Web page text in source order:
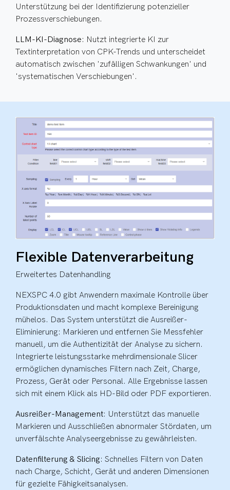
Unterstützung bei der Identifizierung potenzieller
Prozessverschiebungen.
LLM-KI-Diagnose: Nutzt integrierte KI zur
Textinterpretation von CPK-Trends und unterscheidet
automatisch zwischen 'zufälligen Schwankungen' und
'systematischen Verschiebungen'.
Flexible Datenverarbeitung
Erweitertes Datenhandling
NEXSPC 4.0 gibt Anwendern maximale Kontrolle über
Produktionsdaten und macht komplexe Bereinigung
mühelos. Das System unterstützt die Ausreißer-
Eliminierung: Markieren und entfernen Sie Messfehler
manuell, um die Authentizität der Analyse zu sichern.
Integrierte leistungsstarke mehrdimensionale Slicer
ermöglichen dynamisches Filtern nach Zeit, Charge,
Prozess, Gerät oder Personal. Alle Ergebnisse lassen
sich mit einem Klick als HD-Bild oder PDF exportieren.
Ausreißer-Management: Unterstützt das manuelle
Markieren und Ausschließen abnormaler Stördaten, um
unverfälschte Analyseergebnisse zu gewährleisten.
Datenfilterung & Slicing: Schnelles Filtern von Daten
nach Charge, Schicht, Gerät und anderen Dimensionen
für gezielte Fähigkeitsanalysen.